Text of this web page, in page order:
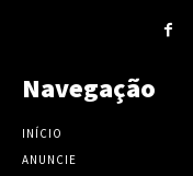
Navegação
INÍCIO
ANUNCIE